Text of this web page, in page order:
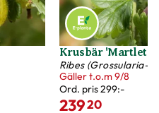
Krusbär 'Martlet'
Ribes (Grossularia-
Gäller t.o.m 9/8
Ord. pris299:-
23920